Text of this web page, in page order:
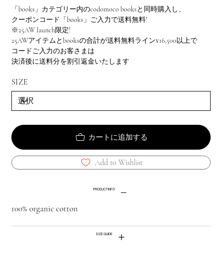
「books」カテゴリー内のcodomoco booksと同時購入し、
クーポンコード「books」ご入力で送料無料!
※25AW launch限定!
25AWアイテムとbooksの合計が送料無料ライン¥16,500以上で
コードご入力のお客さまは
決済後に送料分を割引返金いたします
SIZE
カートに追加する
Add to Wishlist
PRODUCT INFO
100% organic cotton
SIZE GUIDE